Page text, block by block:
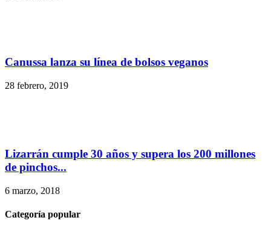
Canussa lanza su línea de bolsos veganos
28 febrero, 2019
Lizarrán cumple 30 años y supera los 200 millones
de pinchos...
6 marzo, 2018
Categoría popular